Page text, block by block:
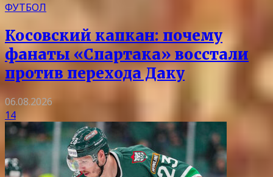
ФУТБОЛ
Косовский капкан: почему
фанаты «Спартака» восстали
против перехода Даку
06.08.2026
14